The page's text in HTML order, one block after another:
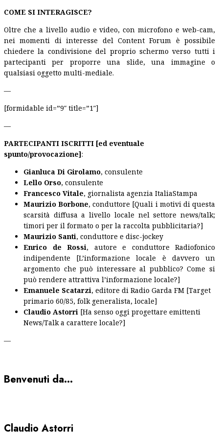
COME SI INTERAGISCE?
Oltre che a livello audio e video, con microfono e web-cam,
nei momenti di interesse del Content Forum è possibile
chiedere la condivisione del proprio schermo verso tutti i
partecipanti per proporre una slide, una immagine o
qualsiasi oggetto multi-mediale.
—
[formidable id=”9″ title=”1″]
—
PARTECIPANTI ISCRITTI [ed eventuale
spunto/provocazione]:
Gianluca Di Girolamo, consulente
Lello Orso, consulente
Francesco Vitale, giornalista agenzia ItaliaStampa
Maurizio Borbone, conduttore [Quali i motivi di questa
scarsità diffusa a livello locale nel settore news/talk;
timori per il formato o per la raccolta pubblicitaria?]
Maurizio Santi, conduttore e disc-jockey
Enrico de Rossi, autore e conduttore Radiofonico
indipendente [L’informazione locale è davvero un
argomento che può interessare al pubblico? Come si
può rendere attrattiva l’informazione locale?]
Emanuele Scatarzi, editore di Radio Garda FM [Target
primario 60/85, folk generalista, locale]
Claudio Astorri [Ha senso oggi progettare emittenti
News/Talk a carattere locale?]
—
Benvenuti da…
Claudio Astorri